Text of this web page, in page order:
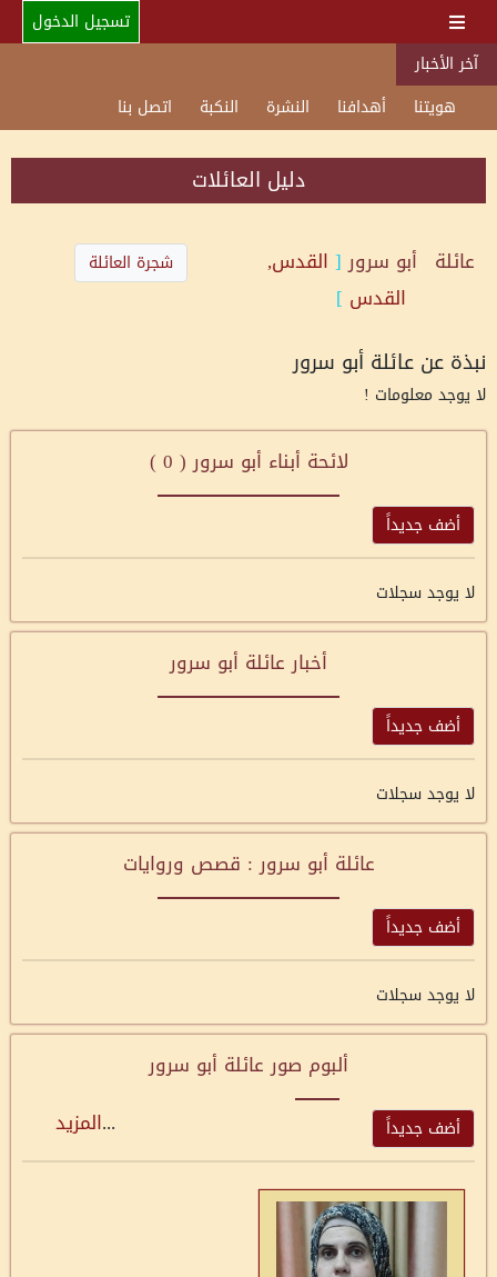
تسجيل الدخول
آخر الأخبار
هويتنا
أهدافنا النشرة النكبة اتصل بنا
دليل العائلات
عائلة أبو سرور [ القدس,
القدس ]
شجرة العائلة
نبذة عن عائلة أبو سرور
لا يوجد معلومات !
لائحة أبناء أبو سرور ( 0
)
أضف جديداً
لا يوجد سجلات
أخبار عائلة أبو سرور
أضف جديداً
لا يوجد سجلات
عائلة أبو سرور : قصص وروايات
أضف جديداً
لا يوجد سجلات
ألبوم صور عائلة أبو سرور
أضف جديداً ...المزيد